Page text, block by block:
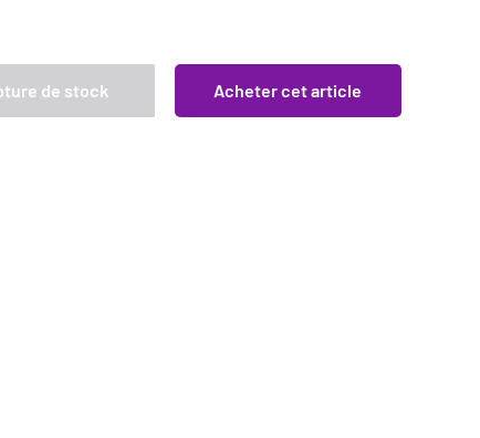
de stock Acheter cet article